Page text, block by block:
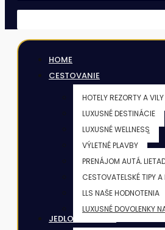
HOME
CESTOVANIE
HOTELY REZORTY A VILY
LUXUSNÉ DESTINÁCIE
LUXUSNÉ WELLNESS
VÝLETNÉ PLAVBY
PRENÁJOM AUTÁ,
CESTOVATELSKÉ TIPY A
LLS NAŠE HODNOTENIA
LUXUSNÉ DOVOLENKY
JEDLO & NÁPOJE